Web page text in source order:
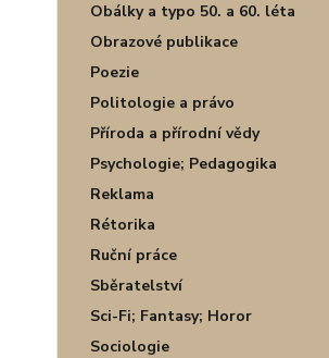
Obálky a typo 50. a 60. léta
Obrazové publikace
Poezie
Politologie a právo
Příroda a přírodní vědy
Psychologie; Pedagogika
Reklama
Rétorika
Ruční práce
Sběratelství
Sci-Fi; Fantasy; Horor
Sociologie